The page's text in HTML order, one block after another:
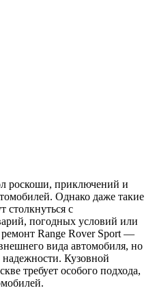
роскоши, приключений и
Однако даже такие
столкнуться с
погодных условий или
Range Rover Sport —
вида автомобиля, но
надежности. Кузовной
требует особого подхода,